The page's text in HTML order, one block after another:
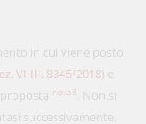
in cui viene posto
VI-III, 8345/2018) e
nota8
. Non si
successivamente,